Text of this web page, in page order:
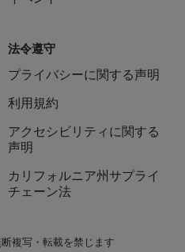
法令遵守
プライバシーに関する声明
利用規約
アクセシビリティに関する
声明
カリフォルニア州サプライ
チェーン法
複写・転載を禁じます